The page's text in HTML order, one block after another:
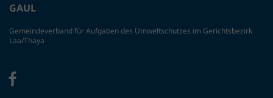
GAUL
Gemeindeverband für Aufgaben des Umweltschutzes im Gerichtsbezirk
Laa/Thaya